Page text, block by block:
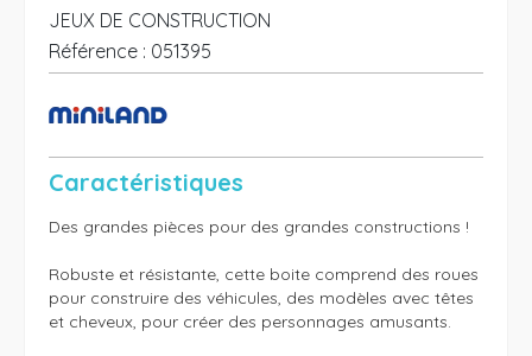
JEUX DE CONSTRUCTION
Référence : 051395
Caractéristiques
Des grandes pièces pour des grandes constructions !
Robuste et résistante, cette boite comprend des roues
pour construire des véhicules, des modèles avec têtes
et cheveux, pour créer des personnages amusants.